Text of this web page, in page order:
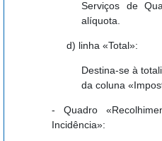
Serviços de
alíquota.
d) linha «Total»:
Destina-se à
da coluna
- Quadro
Incidência»: